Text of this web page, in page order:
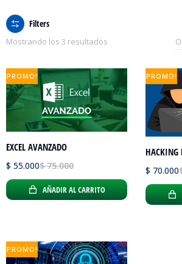
Filters
Mostrando los 3 resultados
PROMO!
EXCEL AVANZADO
$75.000
$ 55.000
AÑADIR AL CARRITO
PROMO!
HACKING
$ 70.000
PROMO!